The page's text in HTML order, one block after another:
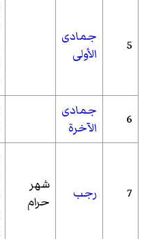
5
جمادى
الأولى
6
جمادى
الآخرة
7 رجب
شهر
حرام